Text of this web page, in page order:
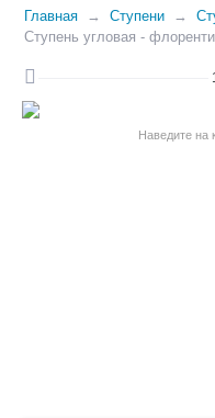
Главная Ступени
Ступень угловая -
Наведите на